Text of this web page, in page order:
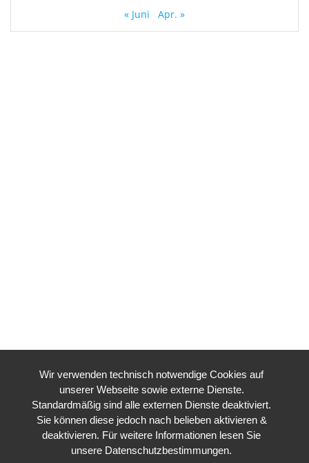
« Juni Apr. »
Wir verwenden technisch notwendige Cookies auf
unserer Webseite sowie externe Dienste.
Standardmäßig sind alle externen Dienste deaktiviert.
Sie können diese jedoch nach belieben aktivieren &
deaktivieren. Für weitere Informationen lesen Sie
unsere Datenschutzbestimmungen.